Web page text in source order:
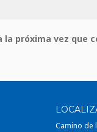
la próxima vez que
Camino de